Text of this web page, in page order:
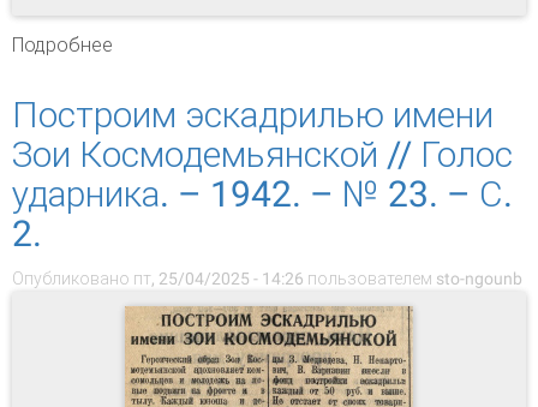
Подробнее
Построим эскадрилью имени
Зои Космодемьянской // Голос
ударника. – 1942. – № 23. – С.
2.
Опубликовано пт, 25/04/2025 - 14:26 пользователем sto-ngounb